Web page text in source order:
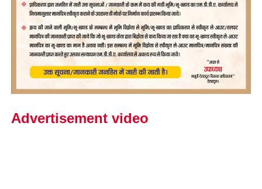
Advertisement video